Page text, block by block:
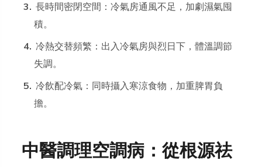
長時間密閉空間：冷氣房通風不足，加劇濕氣囤
積。
冷熱交替頻繁：出入冷氣房與烈日下，體溫調節
失調。
冷飲配冷氣：同時攝入寒涼食物，加重脾胃負
擔。
中醫調理空調病：從根源祛